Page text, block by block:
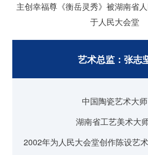
主创幸福尊《衡岳灵秀》被湖南省
于人民大会堂
艺术总监：张志
中国陶瓷艺术大师
湖南省工艺美术大
2002年为人民大会堂创作陈设艺